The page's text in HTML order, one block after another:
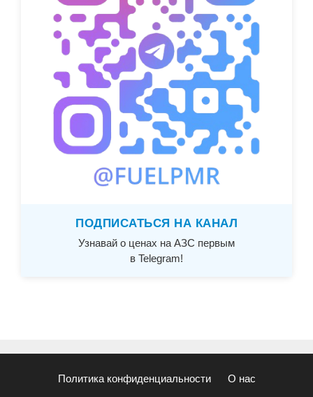
ПОДПИСАТЬСЯ НА КАНАЛ
Узнавай о ценах на АЗС первым
в Telegram!
Политика конфиденциальности О нас